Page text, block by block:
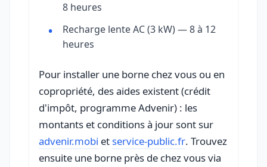
8 heures
Recharge lente AC (3 kW) — 8 à 12
heures
Pour installer une borne chez vous ou en
copropriété, des aides existent (crédit
d'impôt, programme Advenir) : les
montants et conditions à jour sont sur
advenir.mobi et service-public.fr. Trouvez
ensuite une borne près de chez vous via